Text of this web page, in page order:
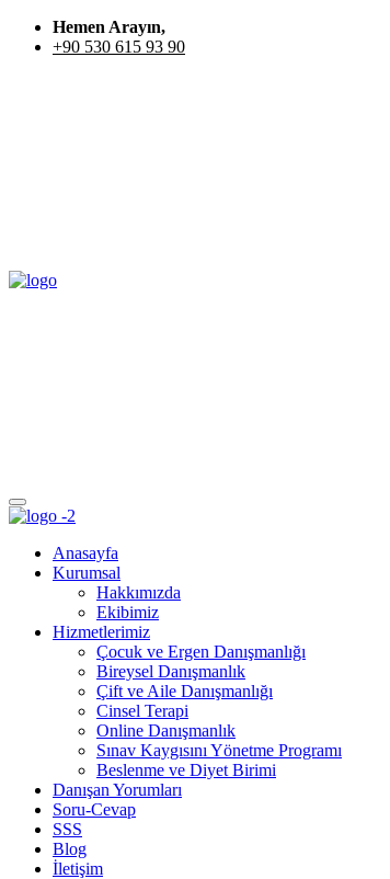
Hemen Arayın,
+90 530 615 93 90
Anasayfa
Kurumsal
Hakkımızda
Ekibimiz
Hizmetlerimiz
Çocuk ve Ergen Danışmanlığı
Bireysel Danışmanlık
Çift ve Aile Danışmanlığı
Cinsel Terapi
Online Danışmanlık
Sınav Kaygısını Yönetme Programı
Beslenme ve Diyet Birimi
Danışan Yorumları
Soru-Cevap
SSS
Blog
İletişim